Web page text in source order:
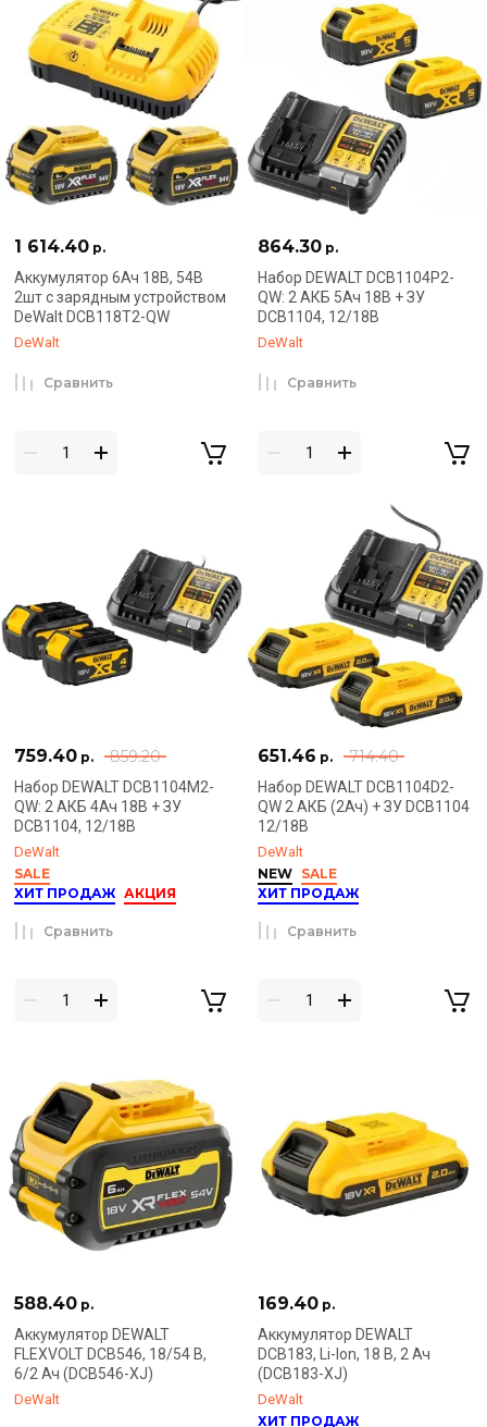
1 614.40 р.
Аккумулятор 6Ач 18В, 54В
2шт с зарядным устройством
DeWalt DCB118T2-QW
DeWalt
Сравнить
864.30 р.
Набор DEWALT DCB1104P2-
QW: 2 АКБ 5Ач 18В + ЗУ
DCB1104, 12/18В
DeWalt
Сравнить
859.20
759.40 р.
Набор DEWALT DCB1104M2-
QW: 2 АКБ 4Ач 18В + ЗУ
DCB1104, 12/18В
DeWalt
SALE
ХИТ ПРОДАЖ АКЦИЯ
Сравнить
714.40
651.46 р.
Набор DEWALT DCB1104D2-
QW 2 АКБ (2Ач) + ЗУ DCB1104
12/18В
DeWalt
NEW SALE
ХИТ ПРОДАЖ
Сравнить
588.40 р.
Аккумулятор DEWALT
FLEXVOLT DCB546, 18/54 В,
6/2 Ач (DCB546-XJ)
DeWalt
169.40 р.
Аккумулятор DEWALT
DCB183, Li-Ion, 18 В, 2 Ач
(DCB183-XJ)
DeWalt
ХИТ ПРОДАЖ